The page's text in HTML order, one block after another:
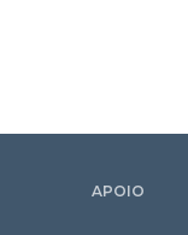
APOIO